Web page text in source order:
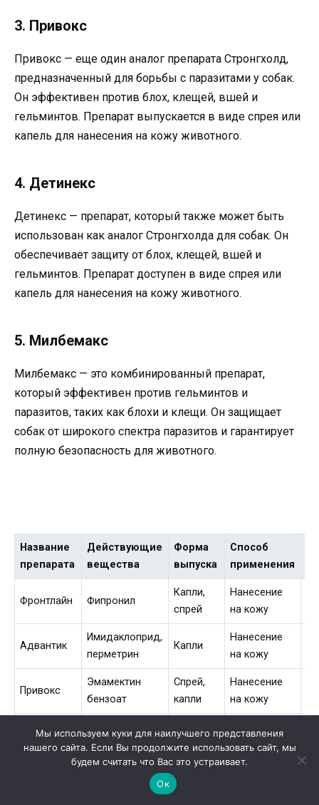
3. Привокс
Привокс — еще один аналог препарата Стронгхолд,
предназначенный для борьбы с паразитами у собак.
Он эффективен против блох, клещей, вшей и
гельминтов. Препарат выпускается в виде спрея или
капель для нанесения на кожу животного.
4. Детинекс
Детинекс — препарат, который также может быть
использован как аналог Стронгхолда для собак. Он
обеспечивает защиту от блох, клещей, вшей и
гельминтов. Препарат доступен в виде спрея или
капель для нанесения на кожу животного.
5. Милбемакс
Милбемакс — это комбинированный препарат,
который эффективен против гельминтов и
паразитов, таких как блохи и клещи. Он защищает
собак от широкого спектра паразитов и гарантирует
полную безопасность для животного.
Название
препарата
Действующие
вещества
Форма
выпуска
Способ
применения
Фронтлайн Фипронил
Капли,
спрей
Нанесение
на кожу
Адвантик
Имидаклоприд,
перметрин
Капли
Нанесение
на кожу
Привокс
Эмамектин
бензоат
Спрей,
капли
Нанесение
на кожу
Детинекс
пиперонил
бутооксид
Спрей,
капли
Нанесение
на кожу
Милбемицин
Мы используем куки для наилучшего представления
нашего сайта. Если Вы продолжите использовать сайт, мы
будем считать что Вас это устраивает.
Ок